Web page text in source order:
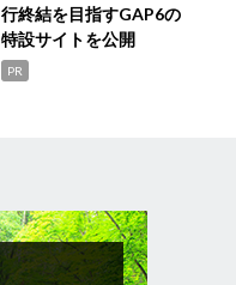
行終結を目指すGAP6の
特設サイトを公開
PR